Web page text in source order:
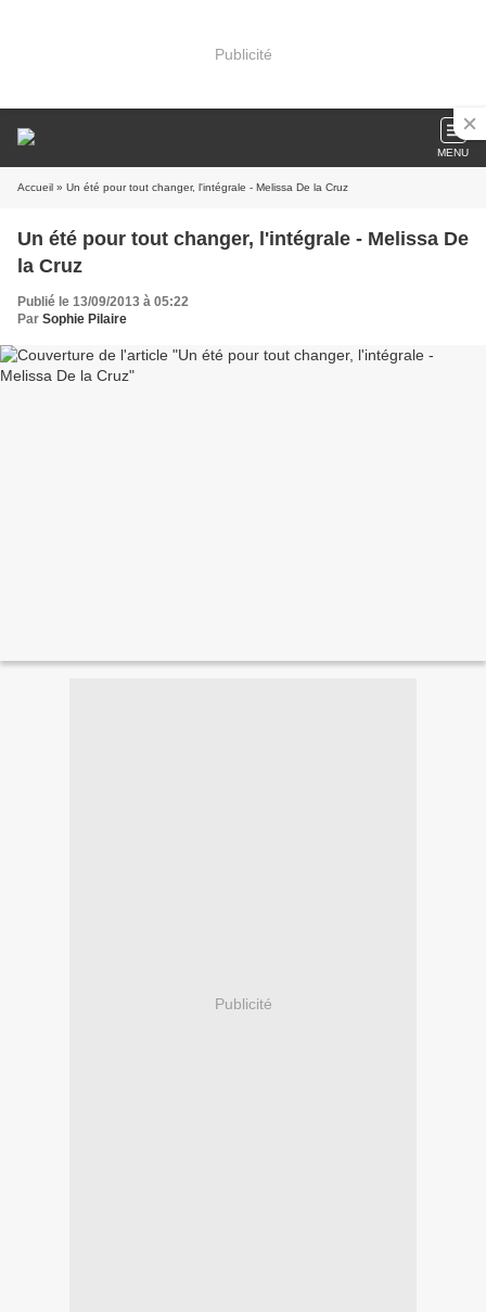
Publicité
MENU
Accueil » Un été pour tout changer, l'intégrale - Melissa De la Cruz
Un été pour tout changer, l'intégrale - Melissa De
la Cruz
Publié le 13/09/2013 à 05:22
Par Sophie Pilaire
Publicité